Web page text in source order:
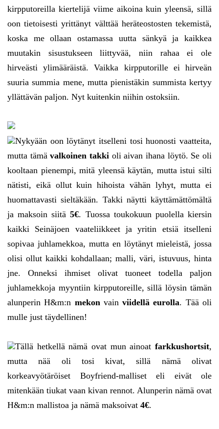
kirpputoreilla kiertelijä viime aikoina kuin yleensä, sillä
oon tietoisesti yrittänyt välttää heräteostosten tekemistä,
koska me ollaan ostamassa uutta sänkyä ja kaikkea
muutakin sisustukseen liittyvää, niin rahaa ei ole
hirveästi ylimääräistä. Vaikka kirpputorille ei hirveän
suuria summia mene, mutta pienistäkin summista kertyy
yllättävän paljon. Nyt kuitenkin niihin ostoksiin.
Nykyään oon löytänyt itselleni tosi huonosti vaatteita,
mutta tämävalkoinen takki oli aivan ihana löytö. Se oli
kooltaan pienempi, mitä yleensä käytän, mutta istui silti
nätisti, eikä ollut kuin hihoista vähän lyhyt, mutta ei
huomattavasti sieltäkään. Takki näytti käyttämättömältä
ja maksoin siitä5€. Tuossa toukokuun puolella kiersin
kaikki Seinäjoen vaateliikkeet ja yritin etsiä itselleni
sopivaa juhlamekkoa, mutta en löytänyt mieleistä, jossa
olisi ollut kaikki kohdallaan; malli, väri, istuvuus, hinta
jne. Onneksi ihmiset olivat tuoneet todella paljon
juhlamekkoja myyntiin kirpputoreille, sillä löysin tämän
alunperin H&m:n mekonvainviidellä eurolla. Tää oli
mulle just täydellinen!
Tällä hetkellä nämä ovat mun ainoat farkkushortsit,
mutta nää oli tosi kivat, sillä nämä olivat
korkeavyötäröiset Boyfriend-malliset eli eivät ole
mitenkään tiukat vaan kivan rennot. Alunperin nämä ovat
H&m:n mallistoa ja nämä maksoivat 4€.